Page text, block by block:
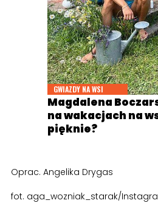
GWIAZDY NA WSI
Magdalena
na wakacjach na
pięknie?
Oprac. Angelika Drygas
fot. aga_wozniak_starak/